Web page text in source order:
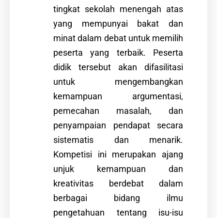
tingkat sekolah menengah atas
yang mempunyai bakat dan
minat dalam debat untuk memilih
peserta yang terbaik. Peserta
didik tersebut akan difasilitasi
untuk mengembangkan
kemampuan argumentasi,
pemecahan masalah, dan
penyampaian pendapat secara
sistematis dan menarik.
Kompetisi ini merupakan ajang
unjuk kemampuan dan
kreativitas berdebat dalam
berbagai bidang ilmu
pengetahuan tentang isu-isu